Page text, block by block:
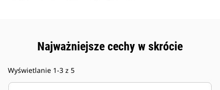
Najważniejsze cechy w skrócie
Wyświetlanie 1-3 z 5